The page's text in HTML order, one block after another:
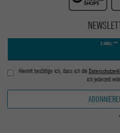
E-MAIL **
Hiermit bestätige ich, dass ich die
ich jederzeit